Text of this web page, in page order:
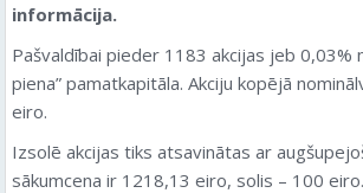
informācija.
Pašvaldībai pieder 1183 akcijas jeb 0,03%
piena” pamatkapitāla. Akciju kopējā
eiro.
Izsolē akcijas tiks atsavinātas ar
sākumcena ir 1218,13 eiro, solis – 100 eiro.